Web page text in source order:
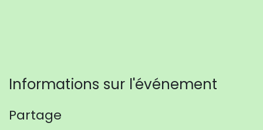
Informations sur l'événement
Partage